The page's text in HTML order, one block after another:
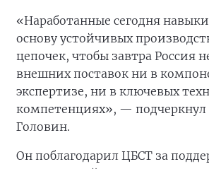
«Наработанные сегодня
основу устойчивых
цепочек, чтобы завтра Россия
внешних поставок ни в
экспертизе, ни в ключевых
компетенциях», — подчеркнул
Головин.
Он поблагодарил ЦБСТ за